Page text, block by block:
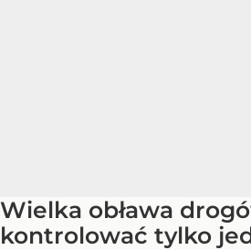
Wielka obława
kontrolować tylko